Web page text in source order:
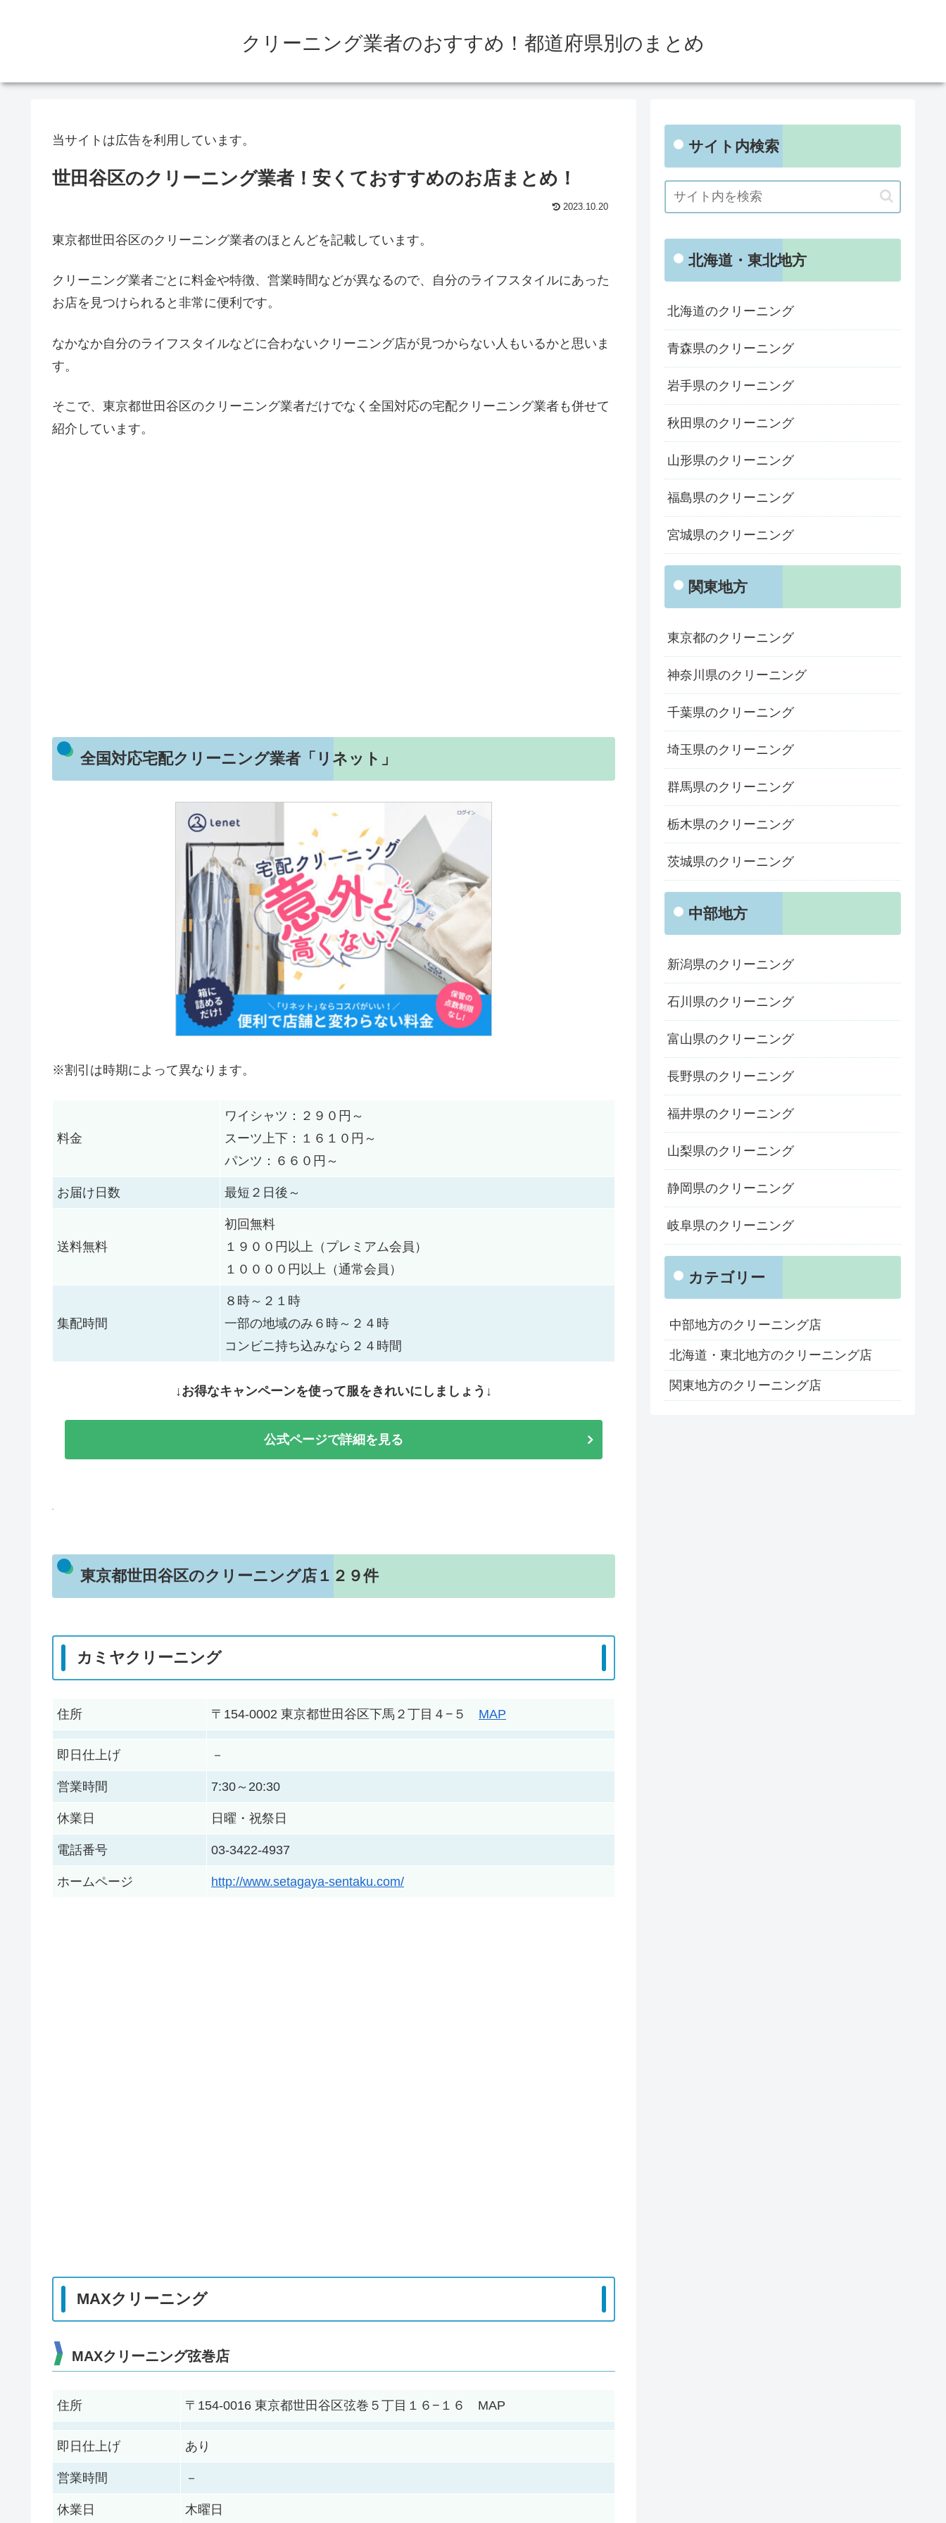
クリーニング業者のおすすめ！都道府県別のまとめ
当サイトは広告を利用しています。
世田谷区のクリーニング業者！安くておすすめのお店まとめ！
2023.10.20
東京都世田谷区のクリーニング業者のほとんどを記載しています。
クリーニング業者ごとに料金や特徴、営業時間などが異なるので、自分のライフスタイルにあった
お店を見つけられると非常に便利です。
なかなか自分のライフスタイルなどに合わないクリーニング店が見つからない人もいるかと思いま
す。
そこで、東京都世田谷区のクリーニング業者だけでなく全国対応の宅配クリーニング業者も併せて
紹介しています。
全国対応宅配クリーニング業者「リネット」
※割引は時期によって異なります。
料金
ワイシャツ：２９０円～
スーツ上下：１６１０円～
パンツ：６６０円～
お届け日数 最短２日後～
送料無料
初回無料
１９００円以上（プレミアム会員）
１００００円以上（通常会員）
集配時間
８時～２１時
一部の地域のみ６時～２４時
コンビニ持ち込みなら２４時間
↓お得なキャンペーンを使って服をきれいにしましょう↓
公式ページで詳細を見る
東京都世田谷区のクリーニング店１２９件
カミヤクリーニング
住所 〒154-0002 東京都世田谷区下馬２丁目４−５ MAP
即日仕上げ －
営業時間 7:30～20:30
休業日 日曜・祝祭日
電話番号 03-3422-4937
ホームページ http://www.setagaya-sentaku.com/
MAXクリーニング
MAXクリーニング弦巻店
住所 〒154-0016 東京都世田谷区弦巻５丁目１６−１６ MAP
即日仕上げ あり
営業時間 －
休業日 木曜日
サイト内検索
北海道・東北地方
北海道のクリーニング
青森県のクリーニング
岩手県のクリーニング
秋田県のクリーニング
山形県のクリーニング
福島県のクリーニング
宮城県のクリーニング
関東地方
東京都のクリーニング
神奈川県のクリーニング
千葉県のクリーニング
埼玉県のクリーニング
群馬県のクリーニング
栃木県のクリーニング
茨城県のクリーニング
中部地方
新潟県のクリーニング
石川県のクリーニング
富山県のクリーニング
長野県のクリーニング
福井県のクリーニング
山梨県のクリーニング
静岡県のクリーニング
岐阜県のクリーニング
カテゴリー
中部地方のクリーニング店
北海道・東北地方のクリーニング店
関東地方のクリーニング店